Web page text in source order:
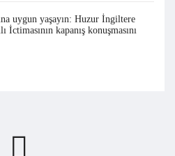
uygun yaşayın: Huzur İngiltere
kapanış konuşmasını